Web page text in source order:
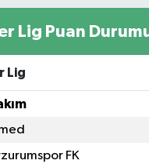
Lig Puan
Lig
FK